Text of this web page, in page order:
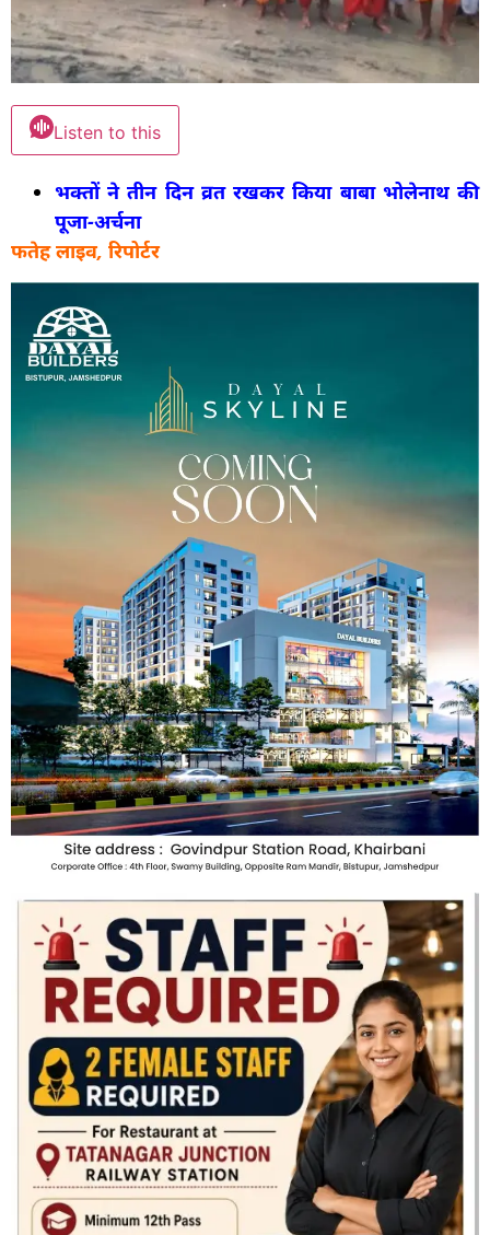
Listen to this
भक्तों ने तीन दिन व्रत रखकर किया बाबा भोलेनाथ की
पूजा-अर्चना
फतेह लाइव, रिपोर्टर